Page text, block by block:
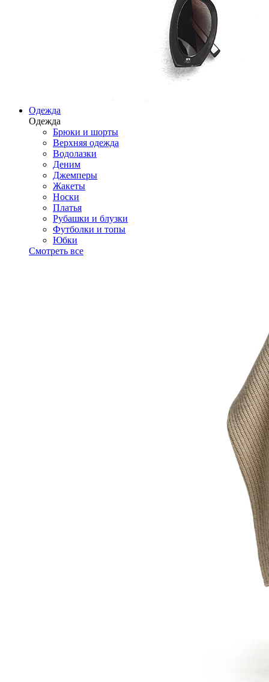
Одежда
Одежда
Брюки и шорты
Верхняя одежда
Водолазки
Деним
Джемперы
Жакеты
Носки
Платья
Рубашки и блузки
Футболки и топы
Юбки
Смотреть все